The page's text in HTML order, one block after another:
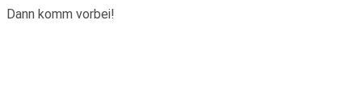
Dann komm vorbei!